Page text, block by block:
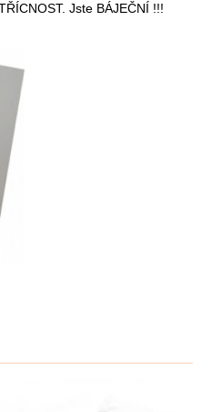
Jste BÁJEČNÍ !!!